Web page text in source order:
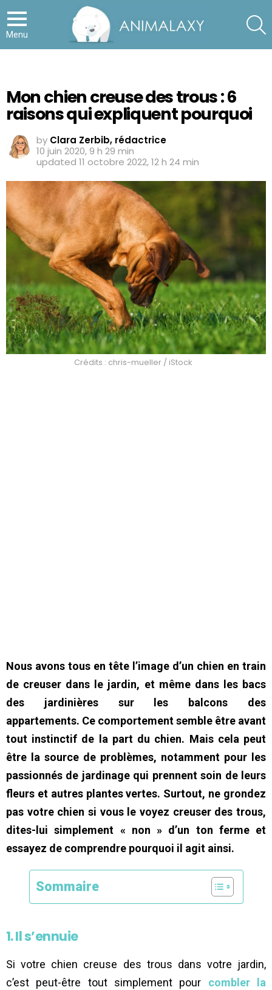
Menu
Mon chien creuse des trous : 6
raisons qui expliquent pourquoi
by Clara Zerbib, rédactrice
10 juin 2020, 9 h 29 min
updated 11 octobre 2022, 12 h 24 min
Crédits : chris-mueller / iStock
Nous avons tous en tête l’image d’un chien en train
de creuser dans le jardin, et même dans les bacs
des jardinières sur les balcons des
appartements. Ce comportement semble être avant
tout instinctif de la part du chien. Mais cela peut
être la source de problèmes, notamment pour les
passionnés de jardinage qui prennent soin de leurs
fleurs et autres plantes vertes. Surtout, ne grondez
pas votre chien si vous le voyez creuser des trous,
dites-lui simplement « non » d’un ton ferme et
essayez de comprendre pourquoi il agit ainsi.
Sommaire
1. Il s’ennuie
Si votre chien creuse des trous dans votre jardin,
c’est peut-être tout simplement pour combler la